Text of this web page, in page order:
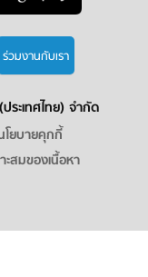
ร่วมงานกับเรา
ระเทศไทย) จำกัด
โยบายคุกกี้
ะสมของเนื้อหา